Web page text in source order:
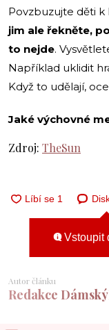
Povzbuzujte děti
jim ale řekněte,
to nejde.
Například uklidit
Když to udělají,
Jaké výchovné
Zdroj: TheSun
Vstoupit
Autor článku
Redakce